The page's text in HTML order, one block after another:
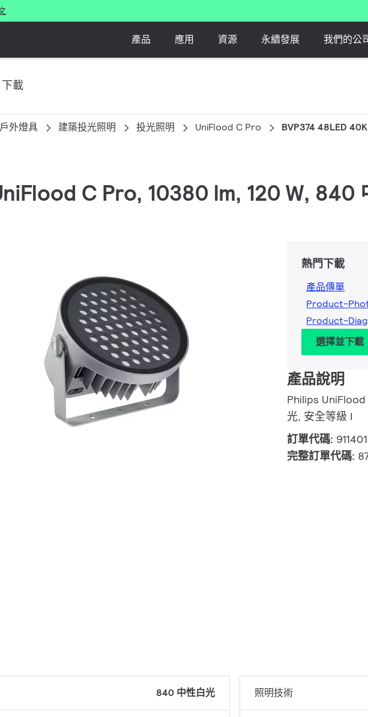
產品 應用 資源 永續發展 我們的公
下載
戶外燈具 建築投光照明 投光照明 UniFlood C Pro BVP374 48LED
C Pro, 10380 lm, 120 W, 840
熱門下載
產品傳單
Product-
Product-
選擇並下載
產品說明
Philips
光, 安全等級 I
訂單代碼:
完整訂單代碼:
840 中性白光 照明技術